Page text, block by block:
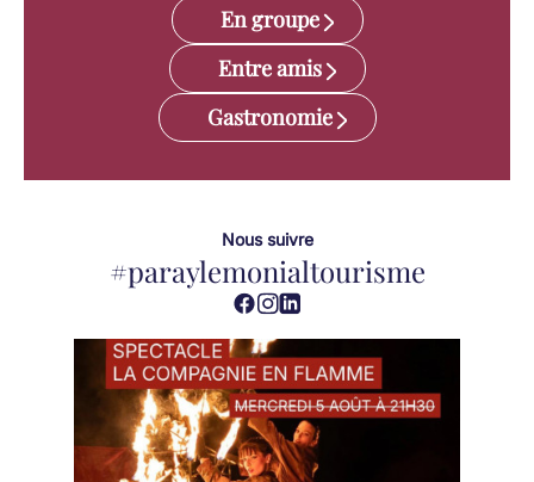
En groupe
Entre amis
Gastronomie
Nous suivre
#paraylemonialtourisme